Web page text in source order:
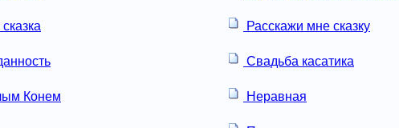
Расскажи мне сказку
Свадьба касатика
Конем Неравная